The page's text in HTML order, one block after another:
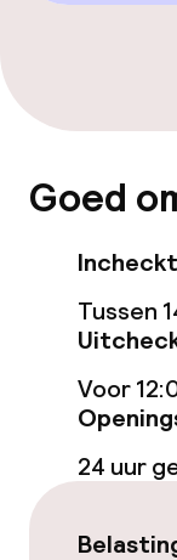
TV
Eet- en
Bar
Goed
Tussen
Voor
24 uur